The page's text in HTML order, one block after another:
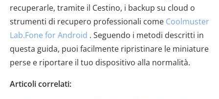
recuperarle, tramite il Cestino, i backup su cloud o
strumenti di recupero professionali come Coolmuster
Lab.Fone for Android . Seguendo i metodi descritti in
questa guida, puoi facilmente ripristinare le miniature
perse e riportare il tuo dispositivo alla normalità.
Articoli correlati: